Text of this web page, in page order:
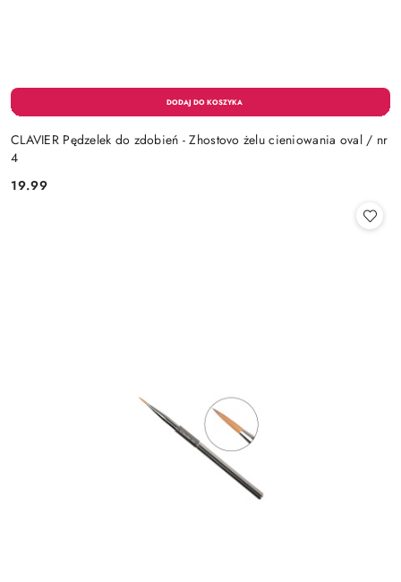
CLAVIER Pędzelek do zdobień - Zhostovo żelu cieniowania oval / nr
4
Cena:
19.99